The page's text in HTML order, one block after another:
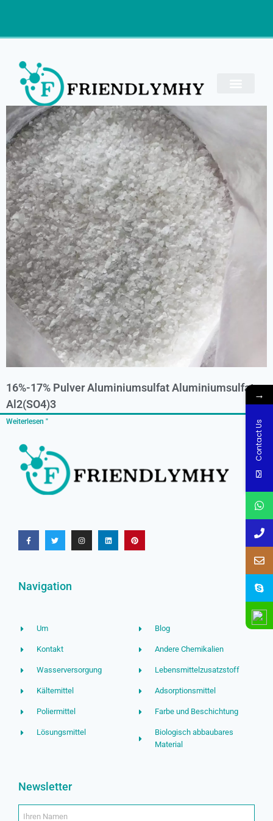
Anfrage
Aluminiumsulfat
16%-17% Pulver Aluminiumsulfat Aluminiumsulfat
Al2(SO4)3
Weiterlesen "
Navigation
Um
Kontakt
Wasserversorgung
Kältemittel
Poliermittel
Lösungsmittel
Blog
Andere Chemikalien
Lebensmittelzusatzstoff
Adsorptionsmittel
Farbe und Beschichtung
Biologisch abbaubares
Material
Newsletter
→
Contact Us